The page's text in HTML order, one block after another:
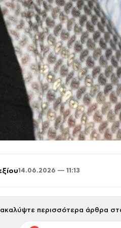
14.06.2026 — 11:13
περισσότερα άρθρα